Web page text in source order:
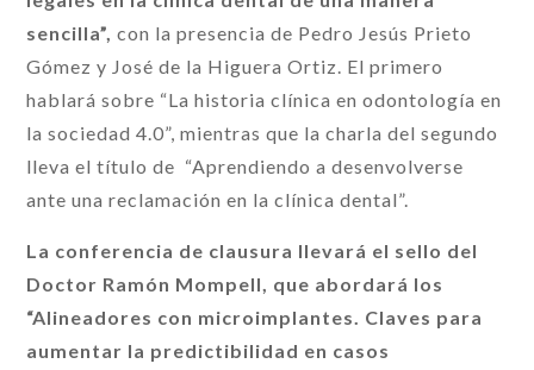
sencilla”, con la presencia de Pedro Jesús Prieto
Gómez y José de la Higuera Ortiz. El primero
hablará sobre “La historia clínica en odontología en
la sociedad 4.0”, mientras que la charla del segundo
lleva el título de “Aprendiendo a desenvolverse
ante una reclamación en la clínica dental”.
La conferencia de clausura llevará el sello del
Doctor Ramón Mompell, que abordará los
“Alineadores con microimplantes. Claves para
aumentar la predictibilidad en casos